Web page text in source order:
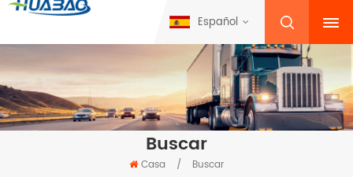
Español
Buscar
Casa / Buscar